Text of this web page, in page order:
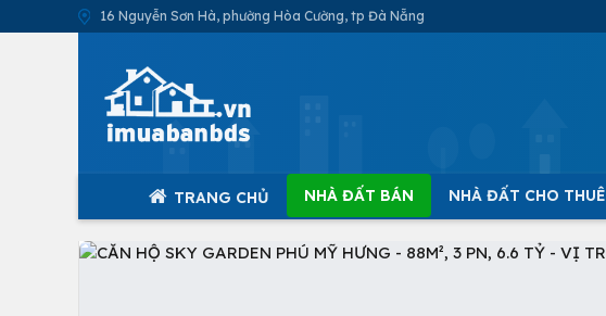
16 Nguyễn Sơn Hà, phường Hòa Cường, tp Đà Nẵng
TRANG CHỦ NHÀ ĐẤT BÁN NHÀ ĐẤT CHO THUÊ